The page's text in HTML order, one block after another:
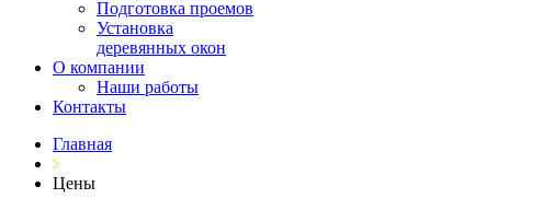
Подготовка проемов
Установка
деревянных окон
О компании
Наши работы
Контакты
Главная
Цены